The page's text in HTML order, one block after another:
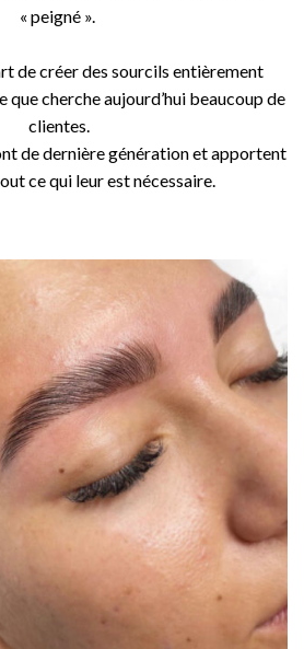
« peigné ».
de créer des sourcils entièrement
que cherche aujourd’hui beaucoup de
clientes.
de dernière génération et apportent
ce qui leur est nécessaire.